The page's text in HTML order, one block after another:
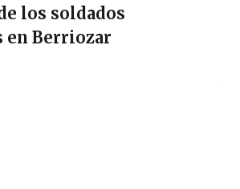
los soldados
en Berriozar